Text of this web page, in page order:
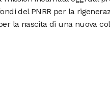
del PNRR per la
la nascita di una nuova